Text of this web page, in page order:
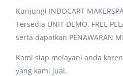
Kunjungi INDOCART
Tersedia UNIT DEMO, FREE
serta dapatkan PENAWARAN
Kami siap melayani anda
yang kami jual.